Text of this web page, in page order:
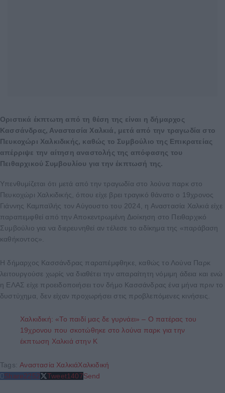
Οριστικά έκπτωτη από τη θέση της είναι η δήμαρχος
Κασσάνδρας, Αναστασία Χαλκιά, μετά από την τραγωδία στο
Πευκοχώρι Χαλκιδικής, καθώς το Συμβούλιο της Επικρατείας
απέρριψε την αίτηση αναστολής της απόφασης του
Πειθαρχικού Συμβουλίου για την έκπτωσή της.
Υπενθυμίζεται ότι μετά από την τραγωδία στο λούνα παρκ στο
Πευκοχώρι Χαλκιδικής, όπου είχε βρει τραγικό θάνατο ο 19χρονος
Γιάννης Καμπαϊλής τον Αύγουστο του 2024, η Αναστασία Χαλκιά είχε
παραπεμφθεί από την Αποκεντρωμένη Διοίκηση στο Πειθαρχικό
Συμβούλιο για να διερευνηθεί αν τέλεσε το αδίκημα της «παράβαση
καθήκοντος».
Η δήμαρχος Κασσάνδρας παραπέμφθηκε, καθώς το Λούνα Παρκ
λειτουργούσε χωρίς να διαθέτει την απαραίτητη νόμιμη άδεια και ενώ
η ΕΛΑΣ είχε προειδοποιήσει τον δήμο Κασσάνδρας ένα μήνα πριν το
δυστύχημα, δεν είχαν προχωρήσει στις προβλεπόμενες κινήσεις.
Χαλκιδική: «Το παιδί μας δε γυρνάει» – Ο πατέρας του
19χρονου που σκοτώθηκε στο λούνα παρκ για την
έκπτωση Χαλκιά στην Κ
Tags: Αναστασία ΧαλκιάΧαλκιδική
Share2252 Tweet1407Send